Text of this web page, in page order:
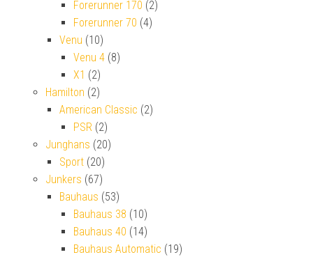
Forerunner 170 (2)
Forerunner 70 (4)
Venu (10)
Venu 4 (8)
X1 (2)
Hamilton (2)
American Classic (2)
PSR (2)
Junghans (20)
Sport (20)
Junkers (67)
Bauhaus (53)
Bauhaus 38 (10)
Bauhaus 40 (14)
Bauhaus Automatic (19)